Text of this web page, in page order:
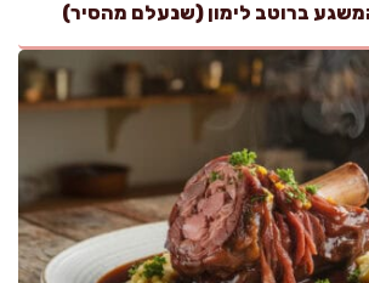
ברוטב לימון (שנעלם מהסיר)